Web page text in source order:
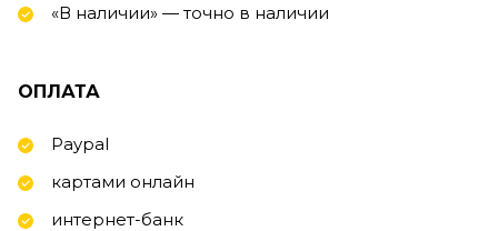
«В наличии» — точно в наличии
ОПЛАТА
Paypal
картами онлайн
интернет-банк